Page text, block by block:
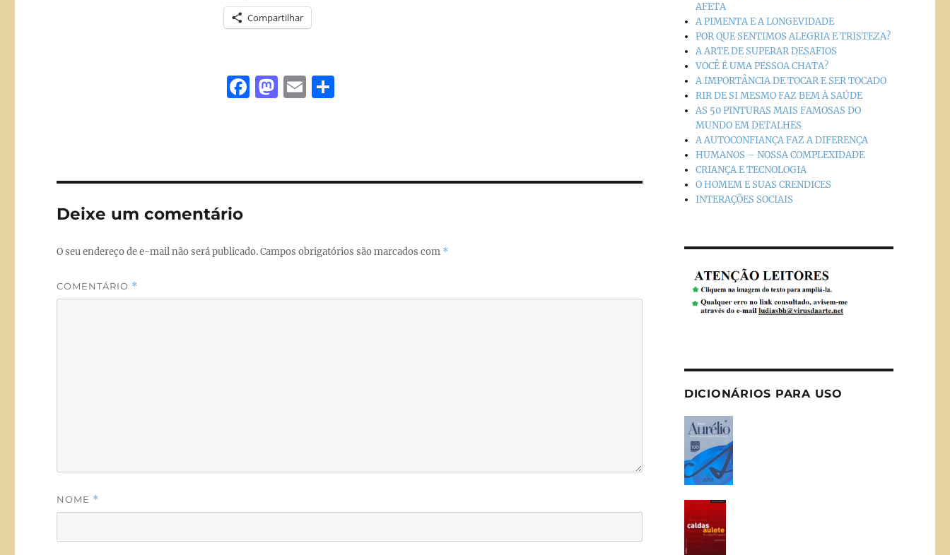
Compartilhar
F
b
k
M
d
E S
Deixe um comentário
O seu endereço de e-mail não será publicado.Campos obrigatórios são marcados com *
COMENTÁRIO *
NOME *
AFETA
A PIMENTA E A LONGEVIDADE
POR QUE SENTIMOS ALEGRIA E TRISTEZA?
A ARTE DE SUPERAR DESAFIOS
VOCÊ É UMA PESSOA CHATA?
A IMPORTÂNCIA DE TOCAR E SER TOCADO
RIR DE SI MESMO FAZ BEM À SAÚDE
AS 50 PINTURAS MAIS FAMOSAS DO
MUNDO EM DETALHES
A AUTOCONFIANÇA FAZ A DIFERENÇA
HUMANOS – NOSSA COMPLEXIDADE
CRIANÇA E TECNOLOGIA
O HOMEM E SUAS CRENDICES
INTERAÇÕES SOCIAIS
DICIONÁRIOS PARA USO